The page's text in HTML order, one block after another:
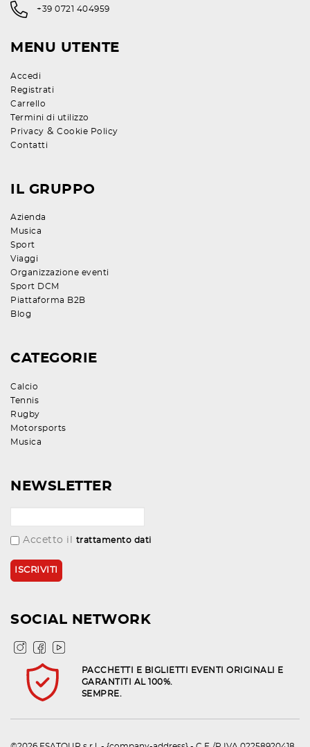
+39 0721 404959
MENU UTENTE
Accedi
Registrati
Carrello
Termini di utilizzo
Privacy & Cookie Policy
Contatti
IL GRUPPO
Azienda
Musica
Sport
Viaggi
Organizzazione eventi
Sport DCM
Piattaforma B2B
Blog
CATEGORIE
Calcio
Tennis
Rugby
Motorsports
Musica
NEWSLETTER
Accetto il trattamento dati
SOCIAL NETWORK
PACCHETTI E BIGLIETTI EVENTI ORIGINALI E
GARANTITI AL 100%.
SEMPRE.